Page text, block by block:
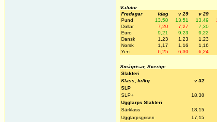
Valutor
Fredagar
idag v 29
v 29
Pund
13,58 13,51 13,49
Dollar
7,20 7,27
7,30
Euro
9,21 9,23
9,22
Dansk
1,23 1,23
1,23
Norsk
1,17 1,16
1,16
Yen
6,25 6,30 6,24
Smågrisar, Sverige
Slakteri
Klass, kr/kg
v 32
SLP
SLP+
18,30
Ugglarps Slakteri
Särklass
18,15
Ugglarpsgrisen
17,15